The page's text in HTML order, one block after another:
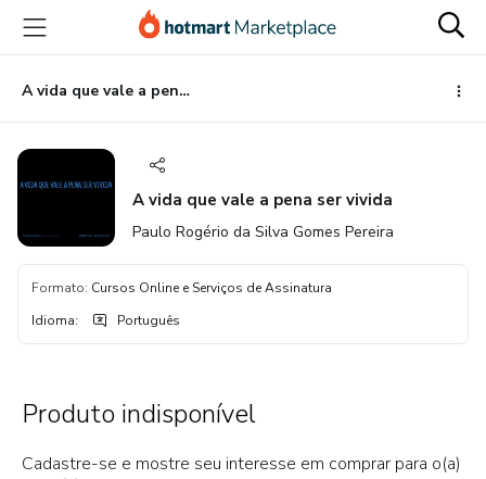
para
conteúdo
principal
para
pagamento
para
rodapé
A vida que vale a pena ser vivida
A vida que vale a pena ser vivida
Paulo Rogério da Silva Gomes Pereira
Formato: Cursos Online e Serviços de Assinatura
Idioma: Português
Produto indisponível
Cadastre-se e mostre seu interesse em comprar para o(a)